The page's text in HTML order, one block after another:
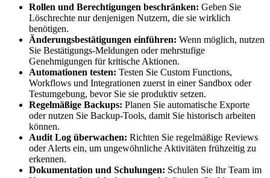
Rollen und Berechtigungen beschränken: Geben Sie
Löschrechte nur denjenigen Nutzern, die sie wirklich
benötigen.
Änderungsbestätigungen einführen: Wenn möglich, nutzen
Sie Bestätigungs-Meldungen oder mehrstufige
Genehmigungen für kritische Aktionen.
Automationen testen: Testen Sie Custom Functions,
Workflows und Integrationen zuerst in einer Sandbox oder
Testumgebung, bevor Sie sie produktiv setzen.
Regelmäßige Backups: Planen Sie automatische Exporte
oder nutzen Sie Backup-Tools, damit Sie historisch arbeiten
können.
Audit Log überwachen: Richten Sie regelmäßige Reviews
oder Alerts ein, um ungewöhnliche Aktivitäten frühzeitig zu
erkennen.
Dokumentation und Schulungen: Schulen Sie Ihr Team im